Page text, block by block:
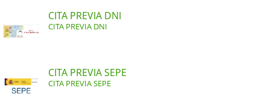
CITA PREVIA DNI
CITA PREVIA DNI
CITA PREVIA SEPE
CITA PREVIA SEPE